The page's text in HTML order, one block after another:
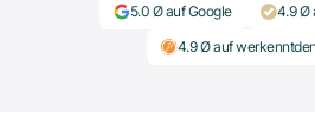
5.0 Ø auf Google
4.9 Ø
4.9 Ø auf